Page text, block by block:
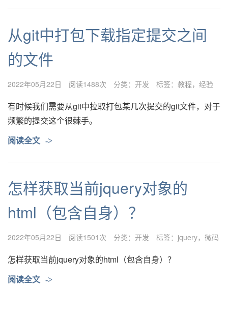
从git中打包下载指定提交之间
的文件
2022年05月22日 阅读1488次 分类： 开发 标签： 教程 经验
有时候我们需要从git中拉取打包某几次提交的git文件，对于
频繁的提交这个很棘手。
阅读全文 ->
怎样获取当前jquery对象的
html（包含自身）？
2022年05月22日 阅读1501次 分类： 开发 标签： jquery 微码
怎样获取当前jquery对象的html（包含自身）？
阅读全文 ->